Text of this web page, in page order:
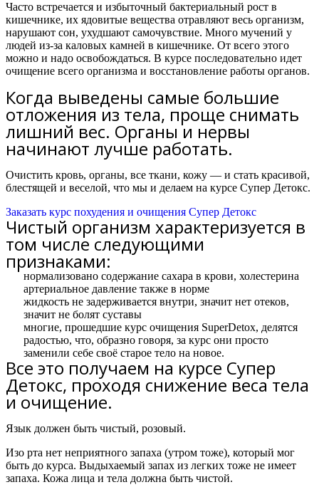
Часто встречается и избыточный бактериальный рост в
кишечнике, их ядовитые вещества отравляют весь организм,
нарушают сон, ухудшают самочувствие. Много мучений у
людей из-за каловых камней в кишечнике. От всего этого
можно и надо освобождаться. В курсе последовательно идет
очищение всего организма и восстановление работы органов.
Когда выведены самые большие
отложения из тела, проще снимать
лишний вес. Органы и нервы
начинают лучше работать.
Очистить кровь, органы, все ткани, кожу — и стать красивой,
блестящей и веселой, что мы и делаем на курсе Супер Детокс.
Заказать курс похудения и очищения Супер Детокс
Чистый организм характеризуется в
том числе следующими
признаками:
нормализовано содержание сахара в крови, холестерина
артериальное давление также в норме
жидкость не задерживается внутри, значит нет отеков,
значит не болят суставы
многие, прошедшие курс очищения SuperDetox, делятся
радостью, что, образно говоря, за курс они просто
заменили себе своё старое тело на новое.
Все это получаем на курсе Супер
Детокс, проходя снижение веса тела
и очищение.
Язык должен быть чистый, розовый.
Изо рта нет неприятного запаха (утром тоже), который мог
быть до курса. Выдыхаемый запах из легких тоже не имеет
запаха. Кожа лица и тела должна быть чистой.